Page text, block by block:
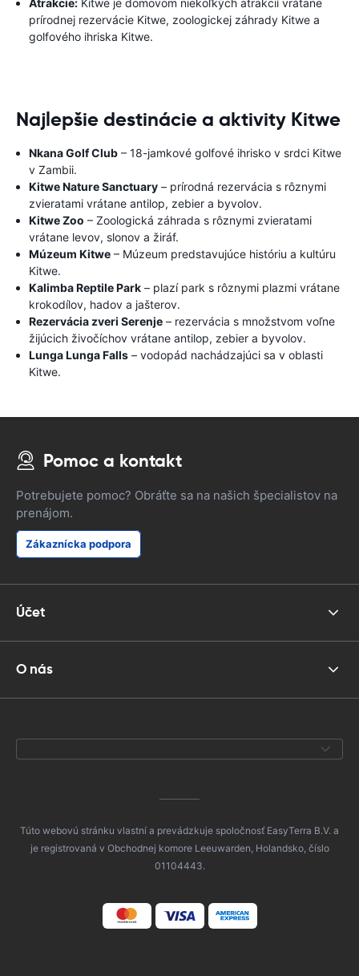
Atrakcie: Kitwe je domovom niekoľkých atrakcií vrátane
prírodnej rezervácie Kitwe, zoologickej záhrady Kitwe a
golfového ihriska Kitwe.
Najlepšie destinácie a aktivity Kitwe
Nkana Golf Club – 18-jamkové golfové ihrisko v srdci Kitwe
v Zambii.
Kitwe Nature Sanctuary – prírodná rezervácia s rôznymi
zvieratami vrátane antilop, zebier a byvolov.
Kitwe Zoo – Zoologická záhrada s rôznymi zvieratami
vrátane levov, slonov a žiráf.
Múzeum Kitwe – Múzeum predstavujúce históriu a kultúru
Kitwe.
Kalimba Reptile Park – plazí park s rôznymi plazmi vrátane
krokodílov, hadov a jašterov.
Rezervácia zveri Serenje – rezervácia s množstvom voľne
žijúcich živočíchov vrátane antilop, zebier a byvolov.
Lunga Lunga Falls – vodopád nachádzajúci sa v oblasti
Kitwe.
Pomoc a kontakt
Potrebujete pomoc? Obráťte sa na našich špecialistov na
prenájom.
Zákaznícka podpora
Účet
O nás
Túto webovú stránku vlastní a prevádzkuje spoločnosť EasyTerra B.V. a
je registrovaná v Obchodnej komore Leeuwarden, Holandsko, číslo
01104443.